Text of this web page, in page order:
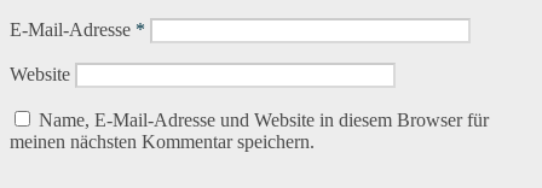
E-Mail-Adresse *
Website
Name, E-Mail-Adresse und Website in diesem Browser für
meinen nächsten Kommentar speichern.